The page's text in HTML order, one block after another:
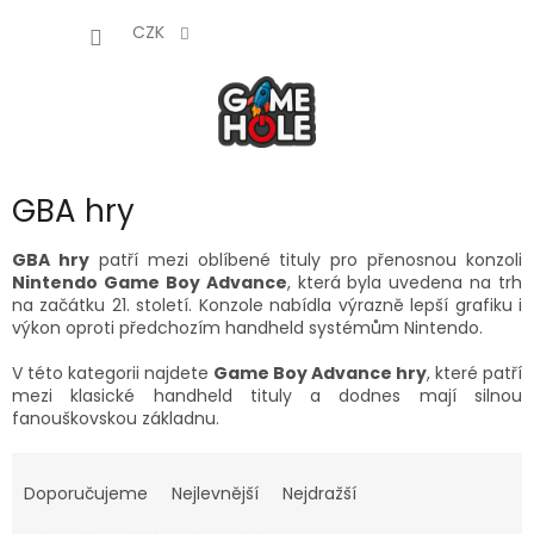
CZK
GBA hry
GBA hrypatří mezi oblíbené tituly pro přenosnou konzoli
Nintendo Game Boy Advance, která byla uvedena na trh
na začátku 21. století. Konzole nabídla výrazně lepší grafiku i
výkon oproti předchozím handheld systémům Nintendo.
V této kategorii najdete Game Boy Advance hry, které patří
mezi klasické handheld tituly a dodnes mají silnou
fanouškovskou základnu.
aDoporučujeme Nejlevnější
Nejdražší